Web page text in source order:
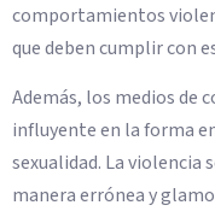
comportamientos
que deben cumplir con
Además, los medios de
influyente en la forma
sexualidad. La violencia
manera errónea y